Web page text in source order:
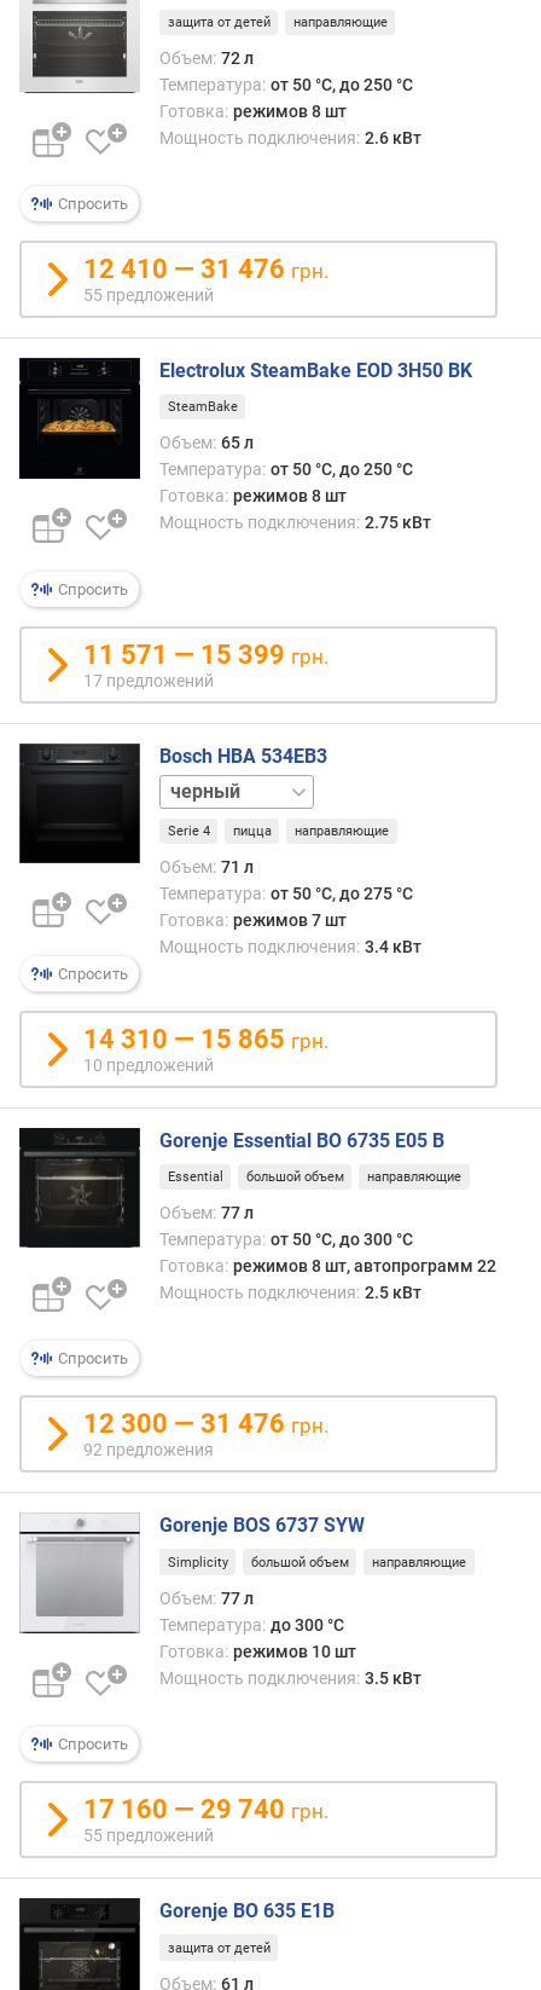
к
-
о
ж
и
м
о
в
(
ш
т
)
т
о
а
т
и
ч
е
с
к
и
п
г
р
м
ш
)
к
о
-
о
с
е
к
л
е
р
к
л
а
с
э
н
е
р
г
п
о
т
Спросить
защита от детей направляющие
Объем: 72 л
Температура: от 50 °C, до 250 °C
Готовка: режимов 8 шт
Мощность подключения: 2.6 кВт
12 410 — 31 476 грн.
55 предложений
Спросить
Electrolux SteamBake EOD 3H50 BK
SteamBake
Объем: 65 л
Температура: от 50 °C, до 250 °C
Готовка: режимов 8 шт
Мощность подключения: 2.75 кВт
11 571 — 15 399 грн.
17 предложений
Спросить
Bosch HBA 534EB3
нержавейка
Serie 4 пицца направляющие
Объем: 71 л
Температура: от 50 °C, до 275 °C
Готовка: режимов 7 шт
Мощность подключения: 3.4 кВт
14 310 — 15 865 грн.
10 предложений
Спросить
Gorenje Essential BO 6735 E05 B
Essential большой объем направляющие
Объем: 77 л
Температура: от 50 °C, до 300 °C
Готовка: режимов 8 шт, автопрограмм 22
Мощность подключения: 2.5 кВт
12 300 — 31 476 грн.
92 предложения
Спросить
Gorenje BOS 6737 SYW
Simplicity большой объем направляющие
Объем: 77 л
Температура: до 300 °C
Готовка: режимов 10 шт
Мощность подключения: 3.5 кВт
17 160 — 29 740 грн.
55 предложений
Gorenje BO 635 E1B
защита от детей
Объем: 61 л